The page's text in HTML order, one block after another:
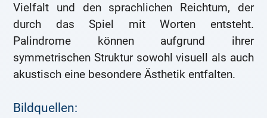
Vielfalt und den sprachlichen Reichtum, der
durch das Spiel mit Worten entsteht.
Palindrome können aufgrund ihrer
symmetrischen Struktur sowohl visuell als auch
akustisch eine besondere Ästhetik entfalten.
Bildquellen: